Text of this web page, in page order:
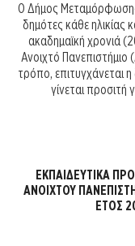
Ο Δήμος
δημότες κάθε ηλικίας
ακαδημαϊκή χρονιά
Ανοιχτό
τρόπο, επιτυγχάνεται
γίνεται προσιτή
ΕΚΠΑΙΔΕΥΤΙΚΑ
ΑΝΟΙΧΤΟΥ
ΕΤΟΣ